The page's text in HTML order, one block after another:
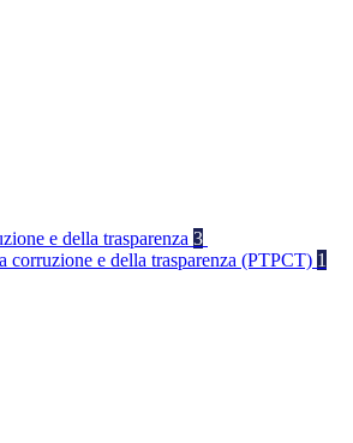
e della trasparenza 3
corruzione e della trasparenza (PTPCT) 1